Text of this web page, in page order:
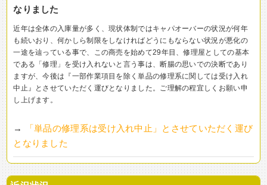
なりました
近年は全体の入庫量が多く、現状体制ではキャパオーバーの状況が何年
も続いおり、何かしら制限をしなければどうにもならない状況が悪化の
一途を辿っている事で、この商売を始めて29年目、修理屋としての基本
である「修理」を受け入れないと言う事は、断腸の思いでの決断であり
ますが、今後は『一部作業項目を除く単品の修理系に関しては受け入れ
中止』とさせていただく運びとなりました。ご理解の程宜しくお願い申
し上げます。
→
「単品の修理系は受け入れ中止」とさせていただく運び
となりました